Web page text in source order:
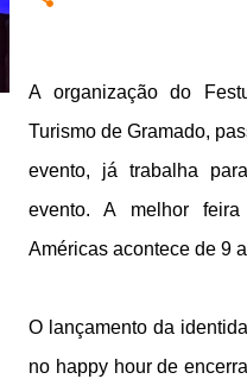
A organização do
Turismo de Gramado,
evento, já trabalha
evento. A melhor
Américas acontece de 9
O lançamento da
no happy hour de